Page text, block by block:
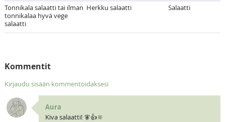
Tonnikala salaatti tai ilman
tonnikalaa hyvä vege
salaatti
Herkku salaatti Salaatti
Kommentit
Kirjaudu sisään kommentoidaksesi
Aura
Kiva salaatti! 🧚👍🔆